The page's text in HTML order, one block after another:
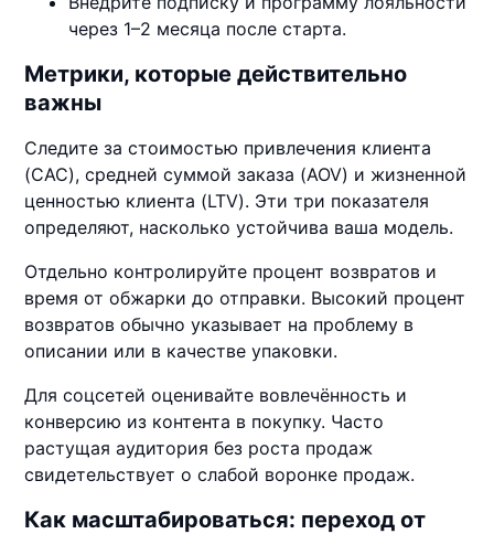
через 1–2 месяца после старта.
Метрики, которые действительно
важны
Следите за стоимостью привлечения клиента
(CAC), средней суммой заказа (AOV) и жизненной
ценностью клиента (LTV). Эти три показателя
определяют, насколько устойчива ваша модель.
Отдельно контролируйте процент возвратов и
время от обжарки до отправки. Высокий процент
возвратов обычно указывает на проблему в
описании или в качестве упаковки.
Для соцсетей оценивайте вовлечённость и
конверсию из контента в покупку. Часто
растущая аудитория без роста продаж
свидетельствует о слабой воронке продаж.
Как масштабироваться: переход от